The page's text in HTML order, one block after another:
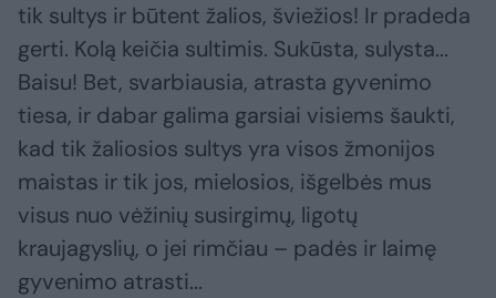
tik sultys ir būtent žalios, šviežios! Ir pradeda
gerti. Kolą keičia sultimis. Sukūsta, sulysta...
Baisu! Bet, svarbiausia, atrasta gyvenimo
tiesa, ir dabar galima garsiai visiems šaukti,
kad tik žaliosios sultys yra visos žmonijos
maistas ir tik jos, mielosios, išgelbės mus
visus nuo vėžinių susirgimų, ligotų
kraujagyslių, o jei rimčiau – padės ir laimę
gyvenimo atrasti...